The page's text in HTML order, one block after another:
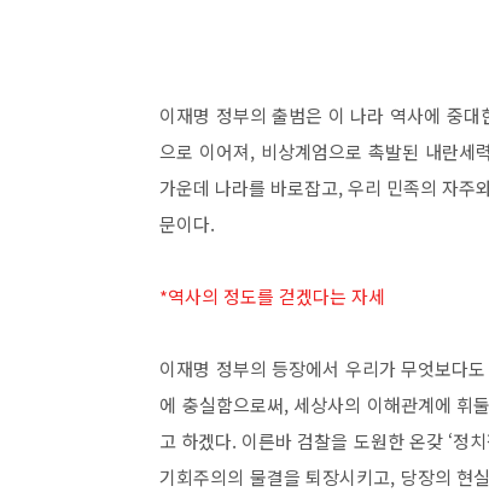
이재명 정부의 출범은 이 나라 역사에 중대
으로 이어져, 비상계엄으로 촉발된 내란세
가운데 나라를 바로잡고,우리 민족의 자주
문이다.
*역사의 정도를 걷겠다는 자세
이재명 정부의 등장에서 우리가 무엇보다
에 충실함으로써, 세상사의 이해관계에 휘
고 하겠다. 이른바 검찰을 도원한 온갖 ‘정
기회주의의 물결을 퇴장시키고, 당장의 현